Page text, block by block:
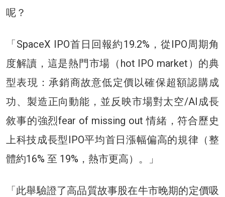
呢？
「SpaceX IPO首日回報約19.2%，從IPO周期角
度解讀，這是熱門市場（hot IPO market）的典
型表現：承銷商故意低定價以確保超額認購成
功、製造正向動能，並反映市場對太空/AI成長
敘事的強烈fear of missing out 情緒，符合歷史
上科技成長型IPO平均首日漲幅偏高的規律（整
體約16% 至 19%，熱市更高）。」
「此舉驗證了高品質故事股在牛市晚期的定價吸